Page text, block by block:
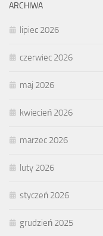
ARCHIWA
lipiec 2026
czerwiec 2026
maj 2026
kwiecień 2026
marzec 2026
luty 2026
styczeń 2026
grudzień 2025